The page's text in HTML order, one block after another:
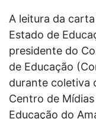
A leitura da
Estado de
presidente do
de Educação
durante coletiva
Centro de
Educação do